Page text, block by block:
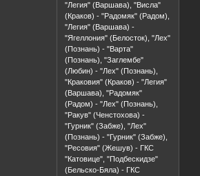
"Легия" (Варшава), "Висла"
(Краков) - "Радомяк" (Радом),
"Легия" (Варшава) -
"Ягеллония" (Белосток), "Лех"
(Познань) - "Варта"
(Познань), "Заглембе"
(Любин) - "Лех" (Познань),
"Краковия" (Краков) - "Легия"
(Варшава), "Радомяк"
(Радом) - "Лех" (Познань),
"Ракув" (Ченстохова) -
"Гурник" (Забже), "Лех"
(Познань) - "Гурник" (Забже),
"Ресовия" (Жешув) - ГКС
"Катовице", "Подбескидзе"
(Бельско-Бяла) - ГКС